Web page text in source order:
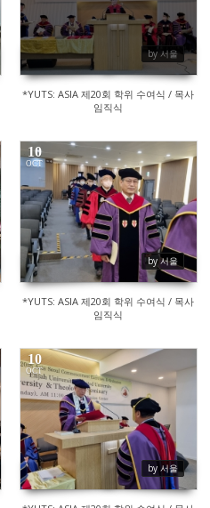
by 서울
*YUTS: ASIA 제20회 학위 수여식 / 목사
임직식
10
OCT
by 서울
461
*YUTS: ASIA 제20회 학위 수여식 / 목사
임직식
10
OCT
by 서울
398